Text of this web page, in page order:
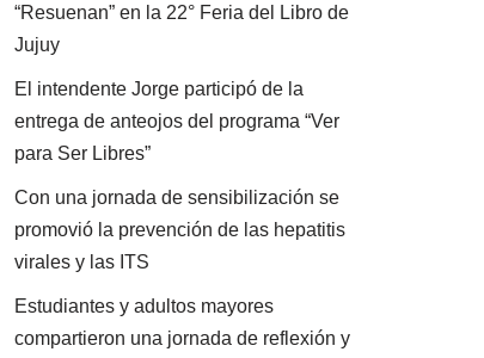
“Resuenan” en la 22° Feria del Libro de
Jujuy
El intendente Jorge participó de la
entrega de anteojos del programa “Ver
para Ser Libres”
Con una jornada de sensibilización se
promovió la prevención de las hepatitis
virales y las ITS
Estudiantes y adultos mayores
compartieron una jornada de reflexión y